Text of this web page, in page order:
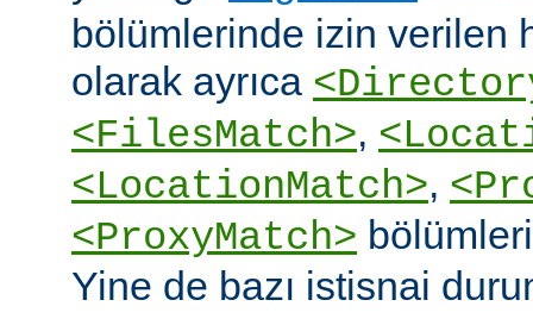
bölümlerinde izin verilen
olarak ayrıca
<FilesMatch>,
<LocationMatch>,
<ProxyMatch>
Yine de bazı istisnai